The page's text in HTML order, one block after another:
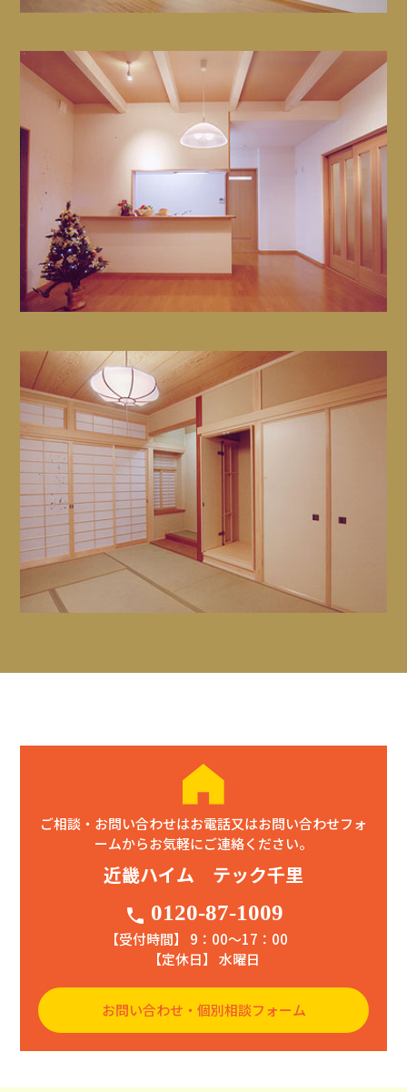
ご相談・お問い合わせはお電話又はお問い合わせフォ
ームからお気軽にご連絡ください。
近畿ハイム テック千里
phone 0120-87-1009
【受付時間】 9：00〜17：00
【定休日】 水曜日
お問い合わせ・個別相談フォーム